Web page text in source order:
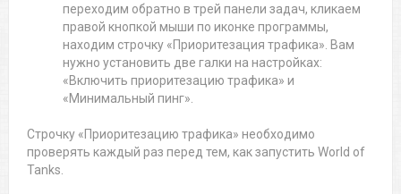
переходим обратно в трей панели задач, кликаем
правой кнопкой мыши по иконке программы,
находим строчку «Приоритезация трафика». Вам
нужно установить две галки на настройках:
«Включить приоритезацию трафика» и
«Минимальный пинг».
Строчку «Приоритезацию трафика» необходимо
проверять каждый раз перед тем, как запустить World of
Tanks.